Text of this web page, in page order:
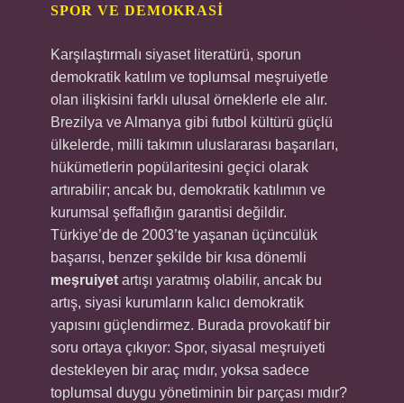
SPOR VE DEMOKRASI
Karşılaştırmalı siyaset literatürü, sporun
demokratik katılım ve toplumsal meşruiyetle
olan ilişkisini farklı ulusal örneklerle ele alır.
Brezilya ve Almanya gibi futbol kültürü güçlü
ülkelerde, milli takımın uluslararası başarıları,
hükümetlerin popülaritesini geçici olarak
artırabilir; ancak bu, demokratik katılımın ve
kurumsal şeffaflığın garantisi değildir.
Türkiye’de de 2003’te yaşanan üçüncülük
başarısı, benzer şekilde bir kısa dönemli
meşruiyet artışı yaratmış olabilir, ancak bu
artış, siyasi kurumların kalıcı demokratik
yapısını güçlendirmez. Burada provokatif bir
soru ortaya çıkıyor: Spor, siyasal meşruiyeti
destekleyen bir araç mıdır, yoksa sadece
toplumsal duygu yönetiminin bir parçası mıdır?